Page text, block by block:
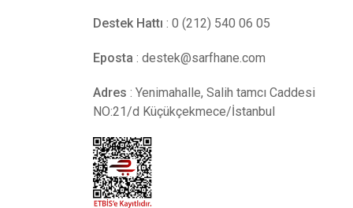
Destek Hattı : 0 (212) 540 06 05
Eposta : destek@sarfhane.com
Adres : Yenimahalle, Salih tamcı Caddesi
NO:21/d Küçükçekmece/İstanbul